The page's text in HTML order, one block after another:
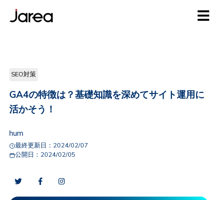
SEO対策
GA4の特徴は？基礎知識を深めてサイト運用に
活かそう！
hum
最終更新日： 2024/02/07
公開日： 2024/02/05